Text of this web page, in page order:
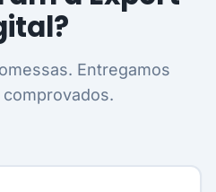
Entregamos